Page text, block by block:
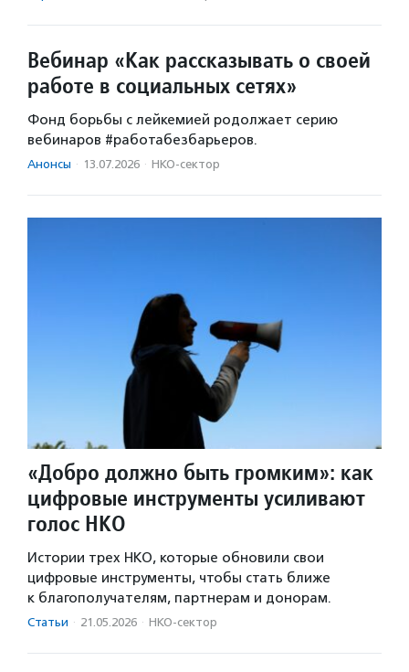
Вебинар «Как рассказывать о своей
работе в социальных сетях»
Фонд борьбы с лейкемией родолжает серию
вебинаров #работабезбарьеров.
Анонсы · 13.07.2026 · НКО-сектор
«Добро должно быть громким»: как
цифровые инструменты усиливают
голос НКО
Истории трех НКО, которые обновили свои
цифровые инструменты, чтобы стать ближе
к благополучателям, партнерам и донорам.
Статьи · 21.05.2026 · НКО-сектор